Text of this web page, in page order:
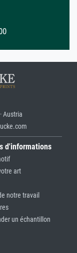
Austria
d'informations
art
notre travail
un échantillon